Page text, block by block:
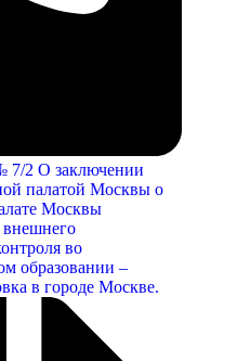
7/2 О заключении
палатой Москвы о
Москвы
во
образовании –
в городе Москве.